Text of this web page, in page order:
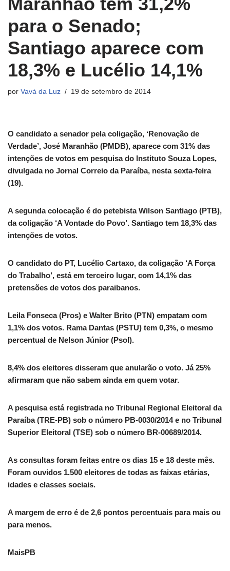
para o Senado;
Santiago aparece com
18,3% e Lucélio 14,1%
por Vavá da Luz 19 de setembro de 2014
O candidato a senador pela coligação, ‘Renovação de
Verdade’, José Maranhão (PMDB), aparece com 31% das
intenções de votos em pesquisa do Instituto Souza Lopes,
divulgada no Jornal Correio da Paraíba, nesta sexta-feira
(19).
A segunda colocação é do petebista Wilson Santiago (PTB),
da coligação ‘A Vontade do Povo’. Santiago tem 18,3% das
intenções de votos.
O candidato do PT, Lucélio Cartaxo, da coligação ‘A Força
do Trabalho’, está em terceiro lugar, com 14,1% das
pretensões de votos dos paraibanos.
Leila Fonseca (Pros) e Walter Brito (PTN) empatam com
1,1% dos votos. Rama Dantas (PSTU) tem 0,3%, o mesmo
percentual de Nelson Júnior (Psol).
8,4% dos eleitores disseram que anularão o voto. Já 25%
afirmaram que não sabem ainda em quem votar.
A pesquisa está registrada no Tribunal Regional Eleitoral da
Paraíba (TRE-PB) sob o número PB-0030/2014 e no Tribunal
Superior Eleitoral (TSE) sob o número BR-00689/2014.
As consultas foram feitas entre os dias 15 e 18 deste mês.
Foram ouvidos 1.500 eleitores de todas as faixas etárias,
idades e classes sociais.
A margem de erro é de 2,6 pontos percentuais para mais ou
para menos.
MaisPB